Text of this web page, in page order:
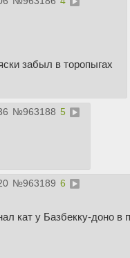
забыл в торопыгах
№963188 5
№963189 6
кат у Базбекку-доно